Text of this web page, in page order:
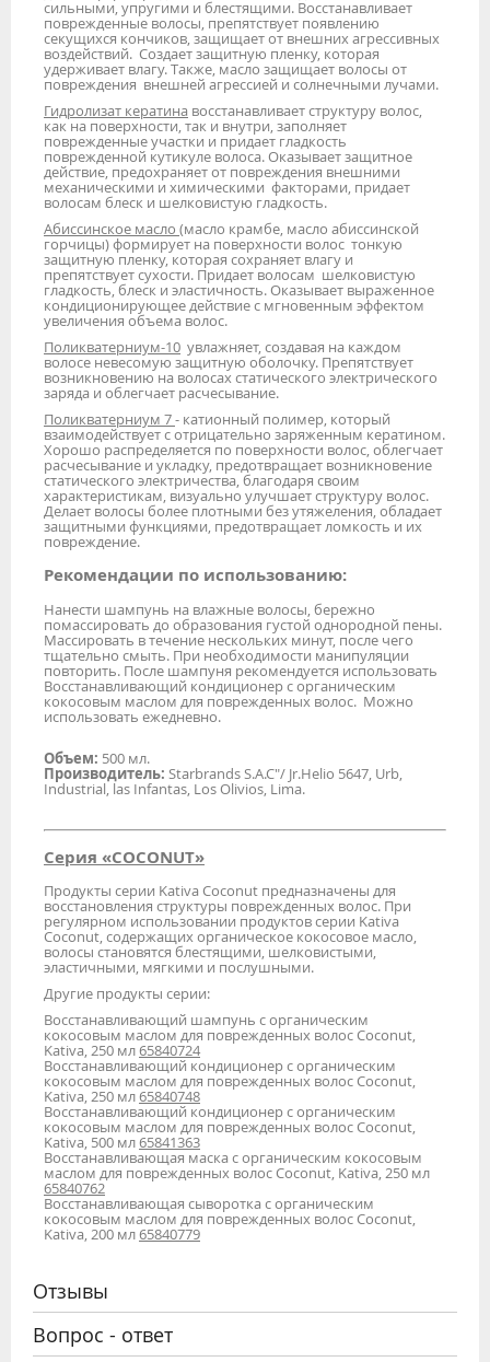
сильными, упругими и блестящими. Восстанавливает
поврежденные волосы, препятствует появлению
секущихся кончиков, защищает от внешних агрессивных
воздействий. Создает защитную пленку, которая
удерживает влагу. Также, масло защищает волосы от
повреждения внешней агрессией и солнечными лучами.
Гидролизат кератина восстанавливает структуру волос,
как на поверхности, так и внутри, заполняет
поврежденные участки и придает гладкость
поврежденной кутикуле волоса. Оказывает защитное
действие, предохраняет от повреждения внешними
механическими и химическими факторами, придает
волосам блеск и шелковистую гладкость.
Абиссинское масло (масло крамбе, масло абиссинской
горчицы) формирует на поверхности волос тонкую
защитную пленку, которая сохраняет влагу и
препятствует сухости. Придает волосам шелковистую
гладкость, блеск и эластичность. Оказывает выраженное
кондиционирующее действие с мгновенным эффектом
увеличения объема волос.
Поликватерниум-10 увлажняет, создавая на каждом
волосе невесомую защитную оболочку. Препятствует
возникновению на волосах статического электрического
заряда и облегчает расчесывание.
Поликватерниум 7- катионный полимер, который
взаимодействует с отрицательно заряженным кератином.
Хорошо распределяется по поверхности волос, облегчает
расчесывание и укладку, предотвращает возникновение
статического электричества, благодаря своим
характеристикам, визуально улучшает структуру волос.
Делает волосы более плотными без утяжеления, обладает
защитными функциями, предотвращает ломкость и их
повреждение.
Рекомендации по использованию:
Нанести шампунь на влажные волосы, бережно
помассировать до образования густой однородной пены.
Массировать в течение нескольких минут, после чего
тщательно смыть. При необходимости манипуляции
повторить. После шампуня рекомендуется использовать
Восстанавливающий кондиционер с органическим
кокосовым маслом для поврежденных волос. Можно
использовать ежедневно.
Объем: 500 мл.
Производитель: Starbrands S.A.C"/ Jr.Helio 5647, Urb,
Industrial, las Infantas, Los Olivios, Lima.
Серия «COCONUT»
Продукты серии Kativa Coconut предназначены для
восстановления структуры поврежденных волос. При
регулярном использовании продуктов серии Kativa
Coconut, содержащих органическое кокосовое масло,
волосы становятся блестящими, шелковистыми,
эластичными, мягкими и послушными.
Другие продукты серии:
Восстанавливающий шампунь с органическим
кокосовым маслом для поврежденных волос Coconut,
Kativa, 250 мл65840724
Восстанавливающий кондиционер с органическим
кокосовым маслом для поврежденных волос Coconut,
Kativa, 250 мл65840748
Восстанавливающий кондиционер с органическим
кокосовым маслом для поврежденных волос Coconut,
Kativa, 500 мл65841363
Восстанавливающая маска с органическим кокосовым
маслом для поврежденных волос Coconut, Kativa, 250 мл
65840762
Восстанавливающая сыворотка с органическим
кокосовым маслом для поврежденных волос Coconut,
Kativa, 200 мл65840779
Отзывы
Вопрос - ответ